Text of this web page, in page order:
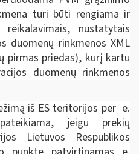
turi būti rengiama ir
reikalavimais, nustatytais
duomenų rinkmenos XML
pirmas priedas), kurį kartu
duomenų rinkmenos
iš ES teritorijos per e.
jeigu prekių
Lietuvos Respublikos